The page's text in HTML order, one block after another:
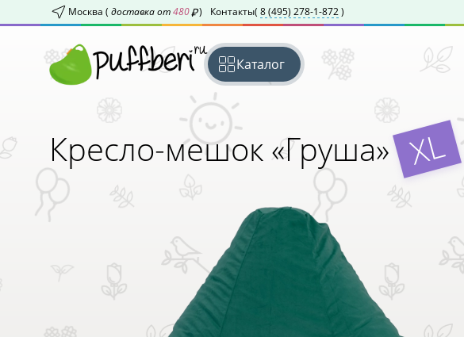
Москва ( доставка от480 ) Контакты( 8 (495) 278-1-872)
Каталог
Кресло-мешок «Груша»XL